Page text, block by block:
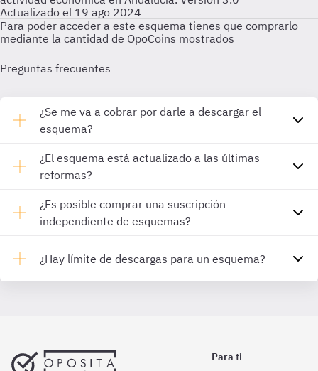
Actualizado el 19 ago 2024
Para poder acceder a este esquema tienes que comprarlo
mediante la cantidad de OpoCoins mostrados
Preguntas frecuentes
¿Se me va a cobrar por darle a descargar el
esquema?
¿El esquema está actualizado a las últimas
reformas?
¿Es posible comprar una suscripción
independiente de esquemas?
¿Hay límite de descargas para un esquema?
Para ti